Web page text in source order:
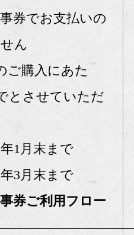
券でお支払いの
ん
ご購入にあた
とさせていただ
1月末まで
3月末まで
券ご利用フロー